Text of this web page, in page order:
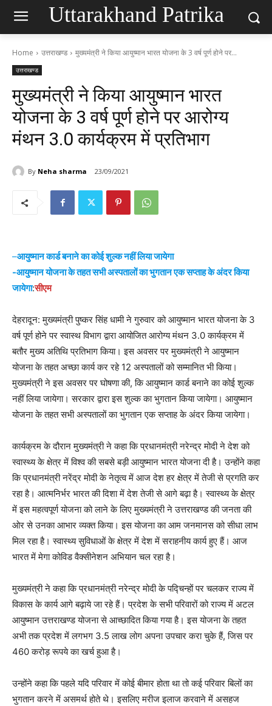
Uttarakhand Patrika
Home उत्तराखण्ड मुख्यमंत्री ने किया आयुष्मान भारत योजना के 3 वर्ष पूर्ण होने पर...
उत्तराखण्ड
मुख्यमंत्री ने किया आयुष्मान भारत
योजना के 3 वर्ष पूर्ण होने पर आरोग्य
मंथन 3.0 कार्यक्रम में प्रतिभाग
By Neha sharma 23/09/2021
–आयुष्मान कार्ड बनाने का कोई शुल्क नहीं लिया जायेगा
-आयुष्मान योजना के तहत सभी अस्पतालों का भुगतान एक सप्ताह के अंदर किया
जायेगा:सीएम
देहरादून: मुख्यमंत्री पुष्कर सिंह धामी ने गुरुवार को आयुष्मान भारत योजना के 3
वर्ष पूर्ण होने पर स्वास्थ विभाग द्वारा आयोजित आरोग्य मंथन 3.0 कार्यक्रम में
बतौर मुख्य अतिथि प्रतिभाग किया। इस अवसर पर मुख्यमंत्री ने आयुष्मान
योजना के तहत अच्छा कार्य कर रहे 12 अस्पतालों को सम्मानित भी किया।
मुख्यमंत्री ने इस अवसर पर घोषणा की, कि आयुष्मान कार्ड बनाने का कोई शुल्क
नहीं लिया जायेगा। सरकार द्वारा इस शुल्क का भुगतान किया जायेगा। आयुष्मान
योजना के तहत सभी अस्पतालों का भुगतान एक सप्ताह के अंदर किया जायेगा।
कार्यक्रम के दौरान मुख्यमंत्री ने कहा कि प्रधानमंत्री नरेन्द्र मोदी ने देश को
स्वास्थ्य के क्षेत्र में विश्व की सबसे बड़ी आयुष्मान भारत योजना दी है। उन्होंने कहा
कि प्रधानमंत्री नरेंद्र मोदी के नेतृत्व में आज देश हर क्षेत्र में तेजी से प्रगति कर
रहा है। आत्मनिर्भर भारत की दिशा में देश तेजी से आगे बढ़ा है। स्वास्थ्य के क्षेत्र
में इस महत्वपूर्ण योजना को लाने के लिए मुख्यमंत्री ने उत्तराखण्ड की जनता की
ओर से उनका आभार व्यक्त किया। इस योजना का आम जनमानस को सीधा लाभ
मिल रहा है। स्वास्थ्य सुविधाओं के क्षेत्र में देश में सराहनीय कार्य हुए हैं। आज
भारत में मेगा कोविड वैक्सीनेशन अभियान चल रहा है।
मुख्यमंत्री ने कहा कि प्रधानमंत्री नरेन्द्र मोदी के पद्चिन्हों पर चलकर राज्य में
विकास के कार्य आगे बढ़ाये जा रहे हैं। प्रदेश के सभी परिवारों को राज्य में अटल
आयुष्मान उत्तराखण्ड योजना से आच्छादित किया गया है। इस योजना के तहत
अभी तक प्रदेश में लगभग 3.5 लाख लोग अपना उपचार करा चुके हैं, जिस पर
460 करोड़ रूपये का खर्च हुआ है।
उन्होंने कहा कि पहले यदि परिवार में कोई बीमार होता था तो कई परिवार बिलों का
भुगतान करने में असमर्थ होते थे। इसलिए मरीज इलाज करवाने में असहज